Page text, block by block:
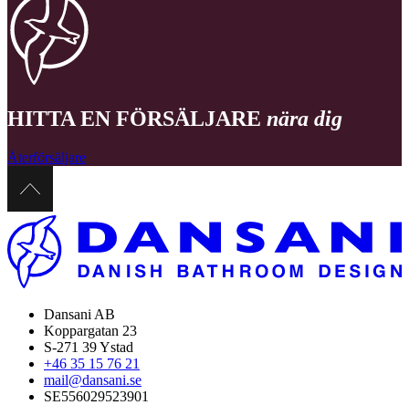
HITTA EN FÖRSÄLJARE nära dig
Återförsäljare
Dansani AB
Koppargatan 23
S-271 39 Ystad
+46 35 15 76 21
mail@dansani.se
SE556029523901